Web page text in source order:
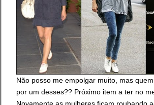
Não posso me empolgar muito, mas
por um desses?? Próximo item a ter no